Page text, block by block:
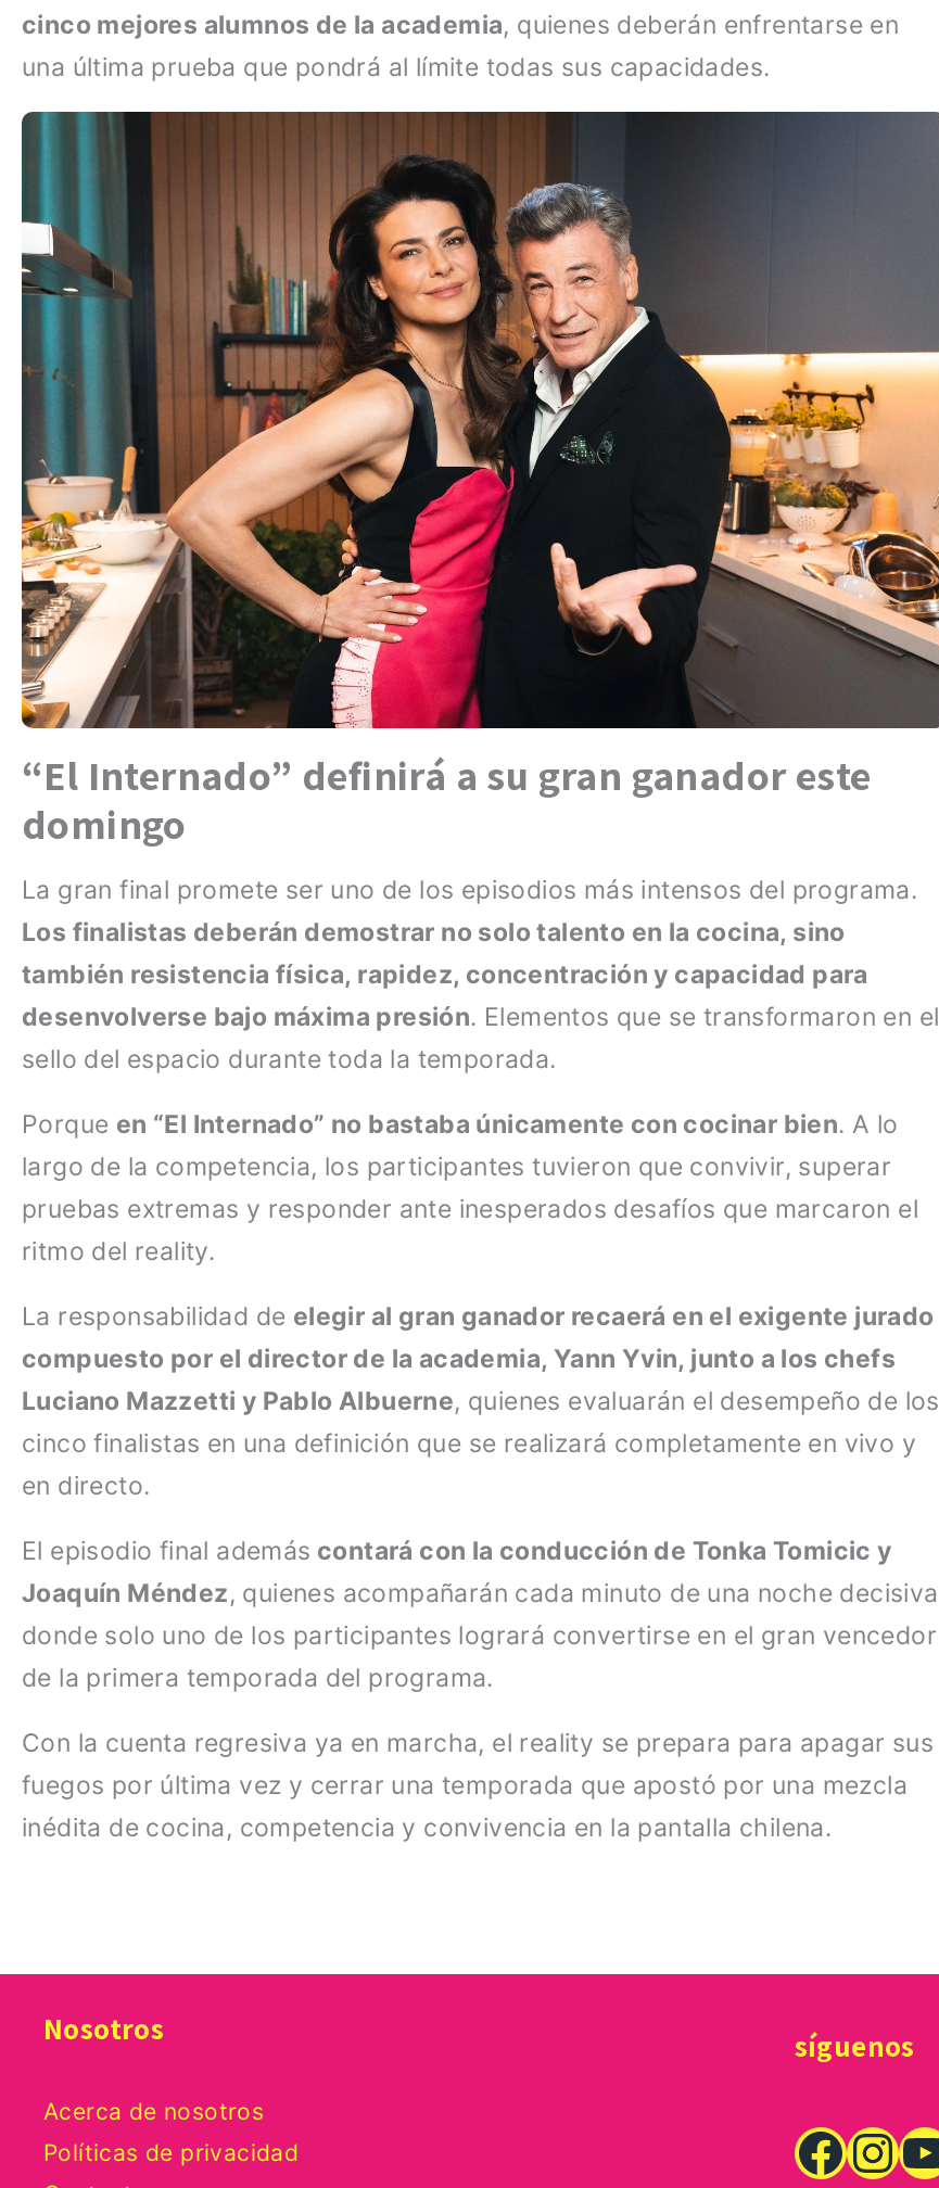
cinco mejores alumnos de la academia, quienes deberán enfrentarse en
una última prueba que pondrá al límite todas sus capacidades.
“El Internado” definirá a su gran ganador este
domingo
La gran final promete ser uno de los episodios más intensos del programa.
Los finalistas deberán demostrar no solo talento en la cocina, sino
también resistencia física, rapidez, concentración y capacidad para
desenvolverse bajo máxima presión. Elementos que se transformaron en el
sello del espacio durante toda la temporada.
Porque en “El Internado” no bastaba únicamente con cocinar bien. A lo
largo de la competencia, los participantes tuvieron que convivir, superar
pruebas extremas y responder ante inesperados desafíos que marcaron el
ritmo del reality.
La responsabilidad de elegir al gran ganador recaerá en el exigente jurado
compuesto por el director de la academia, Yann Yvin, junto a los chefs
Luciano Mazzetti y Pablo Albuerne, quienes evaluarán el desempeño de los
cinco finalistas en una definición que se realizará completamente en vivo y
en directo.
El episodio final además contará con la conducción de Tonka Tomicic y
Joaquín Méndez, quienes acompañarán cada minuto de una noche decisiva
donde solo uno de los participantes logrará convertirse en el gran vencedor
de la primera temporada del programa.
Con la cuenta regresiva ya en marcha, el reality se prepara para apagar sus
fuegos por última vez y cerrar una temporada que apostó por una mezcla
inédita de cocina, competencia y convivencia en la pantalla chilena.
Nosotros
Acerca de nosotros
Políticas de privacidad
síguenos